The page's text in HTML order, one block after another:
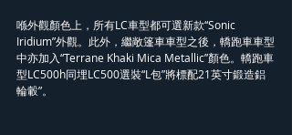
喺外觀顏色上，所有LC車型都可選新款“Sonic
Iridium”外觀。此外，繼敞篷車車型之後，轎跑車車型
中亦加入“Terrane Khaki Mica Metallic”顏色。轎跑車
型LC500h同埋LC500選裝“L包”將標配21英寸鍛造鋁
輪轂”。